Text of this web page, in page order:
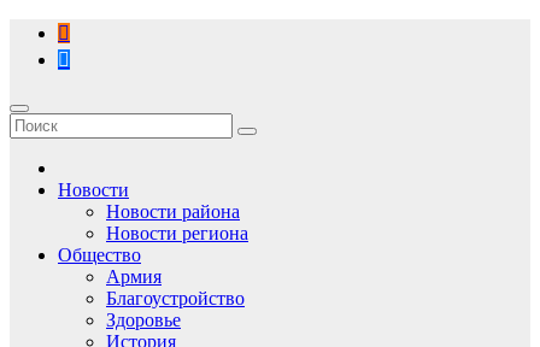
Перейти
содержимому
Новости
Новости района
Новости региона
Общество
Армия
Благоустройство
Здоровье
История